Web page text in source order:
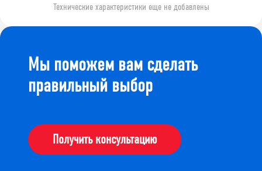
Технические характеристики еще не добавлены
Мы поможем вам сделать
правильный выбор
Получить консультацию